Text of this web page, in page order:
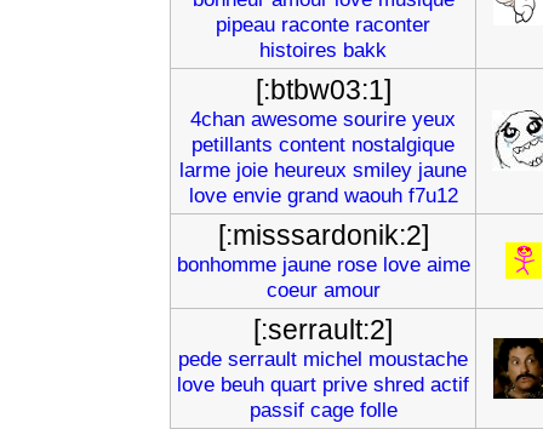
pipeau raconte raconter
histoires bakk
[:btbw03:1]
4chan awesome sourire yeux
petillants content nostalgique
larme joie heureux smiley jaune
love envie grand waouh f7u12
[:misssardonik:2]
bonhomme jaune rose love aime
coeur amour
[:serrault:2]
pede serrault michel moustache
love beuh quart prive shred actif
passif cage folle